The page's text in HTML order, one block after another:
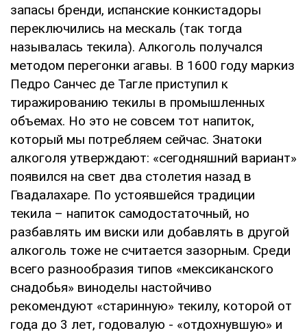
запасы бренди, испанские конкистадоры
переключились на мескаль (так тогда
называлась текила). Алкоголь получался
методом перегонки агавы. В 1600 году маркиз
Педро Санчес де Тагле приступил к
тиражированию текилы в промышленных
объемах. Но это не совсем тот напиток,
который мы потребляем сейчас. Знатоки
алкоголя утверждают: «сегодняшний вариант»
появился на свет два столетия назад в
Гвадалахаре. По устоявшейся традиции
текила – напиток самодостаточный, но
разбавлять им виски или добавлять в другой
алкоголь тоже не считается зазорным. Среди
всего разнообразия типов «мексиканского
снадобья» виноделы настойчиво
рекомендуют «старинную» текилу, которой от
года до 3 лет, годовалую - «отдохнувшую» и